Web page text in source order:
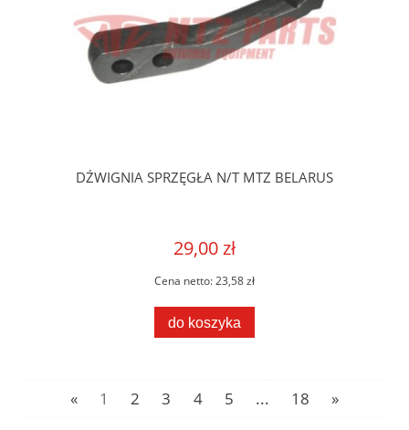
DŹWIGNIA SPRZĘGŁA N/T MTZ BELARUS
29,00 zł
Cena netto:23,58 zł
do koszyka
« 1 2 3 4 5 ... 18 »